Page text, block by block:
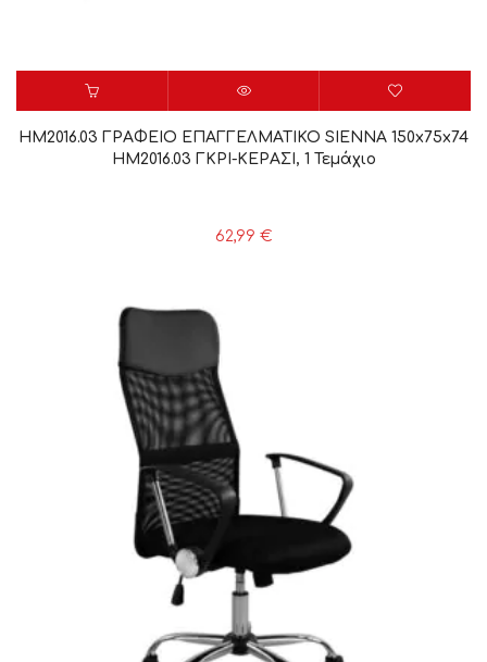
HM2016.03 ΓΡΑΦΕΙΟ ΕΠΑΓΓΕΛΜΑΤΙΚΟ SIENNA 150x75x74
HM2016.03 ΓΚΡΙ-ΚΕΡΑΣΙ, 1 Τεμάχιο
62,99 €